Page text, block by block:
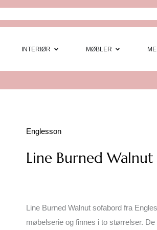
INTERIØR Open
MØBLER
Englesson
Line Burned
Line Burned Walnut sofabord fra
møbelserie og finnes i to størrelser.